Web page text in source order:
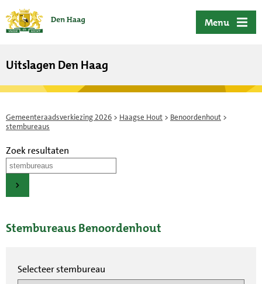
Menu
Uitslagen Den Haag
Gemeenteraadsverkiezing 2026 > Haagse Hout > Benoordenhout >
stembureaus
Zoek resultaten
Stembureaus Benoordenhout
Selecteer stembureau